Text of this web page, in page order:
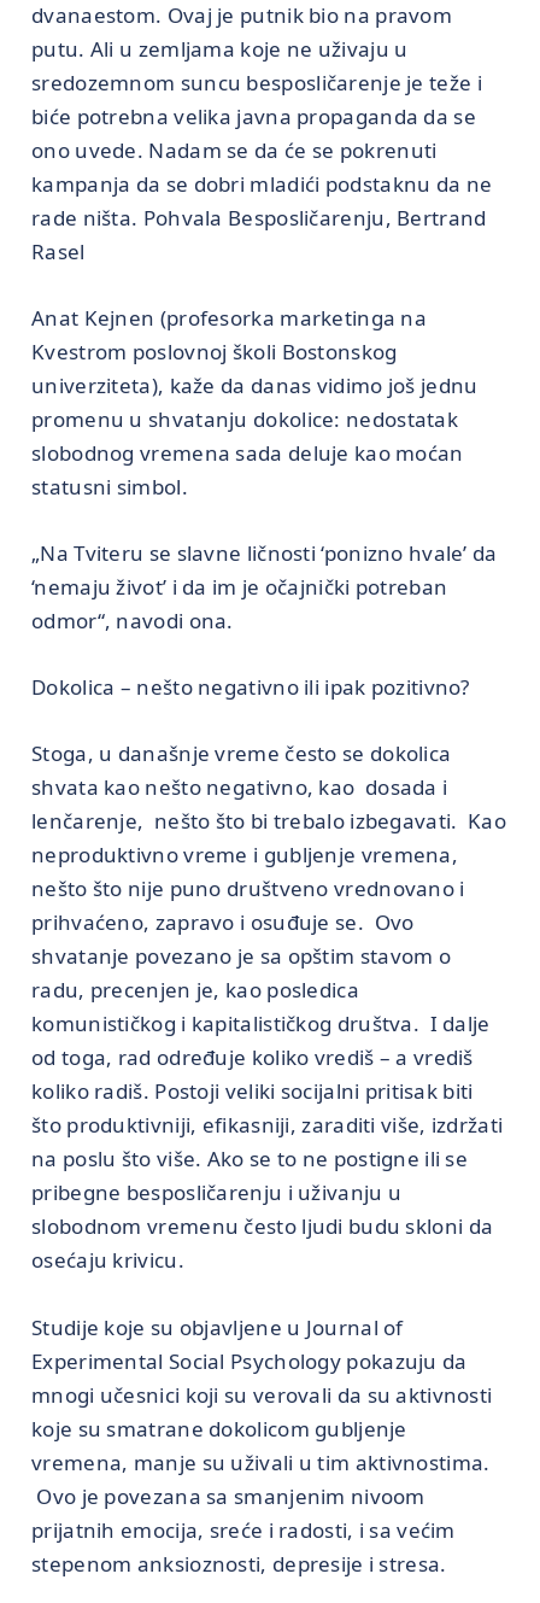
dvanaestom. Ovaj je putnik bio na pravom
putu. Ali u zemljama koje ne uživaju u
sredozemnom suncu besposličarenje je teže i
biće potrebna velika javna propaganda da se
ono uvede. Nadam se da će se pokrenuti
kampanja da se dobri mladići podstaknu da ne
rade ništa. Pohvala Besposličarenju, Bertrand
Rasel
Anat Kejnen (profesorka marketinga na
Kvestrom poslovnoj školi Bostonskog
univerziteta), kaže da danas vidimo još jednu
promenu u shvatanju dokolice: nedostatak
slobodnog vremena sada deluje kao moćan
statusni simbol.
„Na Tviteru se slavne ličnosti ‘ponizno hvale’ da
‘nemaju život’ i da im je očajnički potreban
odmor“, navodi ona.
Dokolica – nešto negativno ili ipak pozitivno?
Stoga, u današnje vreme često se dokolica
shvata kao nešto negativno, kao dosada i
lenčarenje, nešto što bi trebalo izbegavati. Kao
neproduktivno vreme i gubljenje vremena,
nešto što nije puno društveno vrednovano i
prihvaćeno, zapravo i osuđuje se. Ovo
shvatanje povezano je sa opštim stavom o
radu, precenjen je, kao posledica
komunističkog i kapitalističkog društva. I dalje
od toga, rad određuje koliko vrediš – a vrediš
koliko radiš. Postoji veliki socijalni pritisak biti
što produktivniji, efikasniji, zaraditi više, izdržati
na poslu što više. Ako se to ne postigne ili se
pribegne besposličarenju i uživanju u
slobodnom vremenu često ljudi budu skloni da
osećaju krivicu.
Studije koje su objavljene u Journal of
Experimental Social Psychology pokazuju da
mnogi učesnici koji su verovali da su aktivnosti
koje su smatrane dokolicom gubljenje
vremena, manje su uživali u tim aktivnostima.
Ovo je povezana sa smanjenim nivoom
prijatnih emocija, sreće i radosti, i sa većim
stepenom anksioznosti, depresije i stresa.